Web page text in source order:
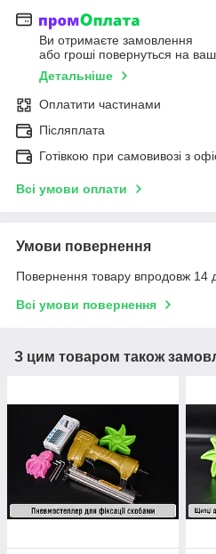
Ви отримаєте замовлення
або гроші повернуться на
Детальніше
Оплатити частинами
Післяплата
Готівкою при самовивозі з
Всі умови оплати
Умови повернення
Повернення товару впродовж 14
Всі умови повернення
З цим товаром також